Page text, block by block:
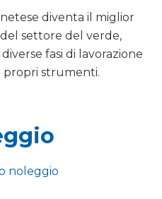
diventa il miglior
settore del verde,
fasi di lavorazione
propri strumenti.